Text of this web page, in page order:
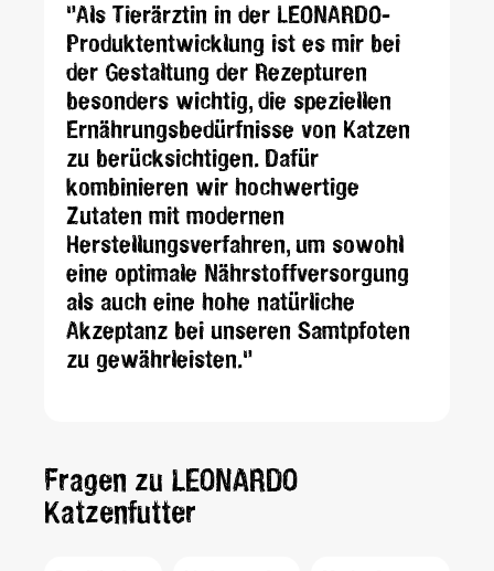
"Als Tierärztin in der LEONARDO-
Produktentwicklung ist es mir bei
der Gestaltung der Rezepturen
besonders wichtig, die speziellen
Ernährungsbedürfnisse von Katzen
zu berücksichtigen. Dafür
kombinieren wir hochwertige
Zutaten mit modernen
Herstellungsverfahren, um sowohl
eine optimale Nährstoffversorgung
als auch eine hohe natürliche
Akzeptanz bei unseren Samtpfoten
zu gewährleisten."
Fragen zu LEONARDO
Katzenfutter